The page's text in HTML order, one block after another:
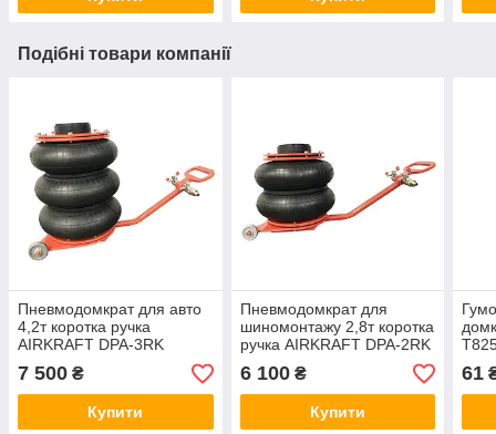
Подібні товари компанії
Пневмодомкрат для авто
4,2т коротка ручка
AIRKRAFT DPA-3RK
7 500 ₴
Купити
Пневмодомкрат для
шиномонтажу 2,8т коротка
ручка AIRKRAFT DPA-2RK
6 100₴
Купити
61